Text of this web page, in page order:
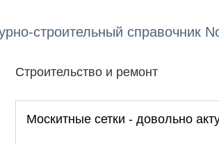
строительный справочник
Вы здесь
Строительство и ремонт
Москитные сетки - довольно